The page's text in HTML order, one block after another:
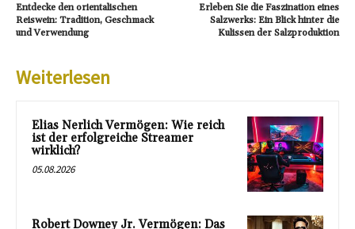
Entdecke den orientalischen
Reiswein: Tradition, Geschmack
und Verwendung
Erleben Sie die Faszination eines
Salzwerks: Ein Blick hinter die
Kulissen der Salzproduktion
Weiterlesen
Elias Nerlich Vermögen: Wie reich
ist der erfolgreiche Streamer
wirklich?
05.08.2026
Robert Downey Jr. Vermögen: Das